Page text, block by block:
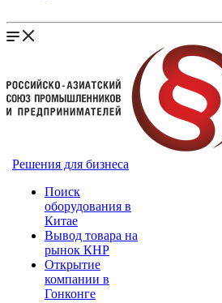
Решения для бизнеса
Поиск
оборудования в
Китае
Вывод товара на
рынок КНР
Открытие
компании в
Гонконге